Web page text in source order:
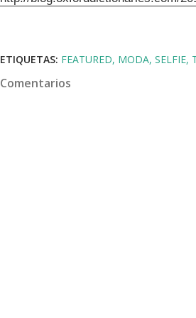
ETIQUETAS: FEATURED MODA SELFIE
Comentarios